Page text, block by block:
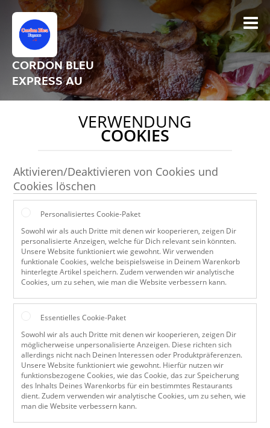
CORDON BLEU
EXPRESS AU
VERWENDUNG
COOKIES
Aktivieren/Deaktivieren von Cookies und
Cookies löschen
Personalisiertes Cookie-Paket
Sowohl wir als auch Dritte mit denen wir kooperieren, zeigen Dir
personalisierte Anzeigen, welche für Dich relevant sein könnten.
Unsere Website funktioniert wie gewohnt. Wir verwenden
funktionale Cookies, welche beispielsweise in Deinem Warenkorb
hinterlegte Artikel speichern. Zudem verwenden wir analytische
Cookies, um zu sehen, wie man die Website verbessern kann.
Essentielles Cookie-Paket
Sowohl wir als auch Dritte mit denen wir kooperieren, zeigen Dir
möglicherweise unpersonalisierte Anzeigen. Diese richten sich
allerdings nicht nach Deinen Interessen oder Produktpräferenzen.
Unsere Website funktioniert wie gewohnt. Hierfür nutzen wir
funktionsbezogene Cookies, wie das Cookie, das zur Speicherung
des Inhalts Deines Warenkorbs für ein bestimmtes Restaurants
dient. Zudem verwenden wir analytische Cookies, um zu sehen, wie
man die Website verbessern kann.